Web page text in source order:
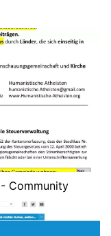
Community